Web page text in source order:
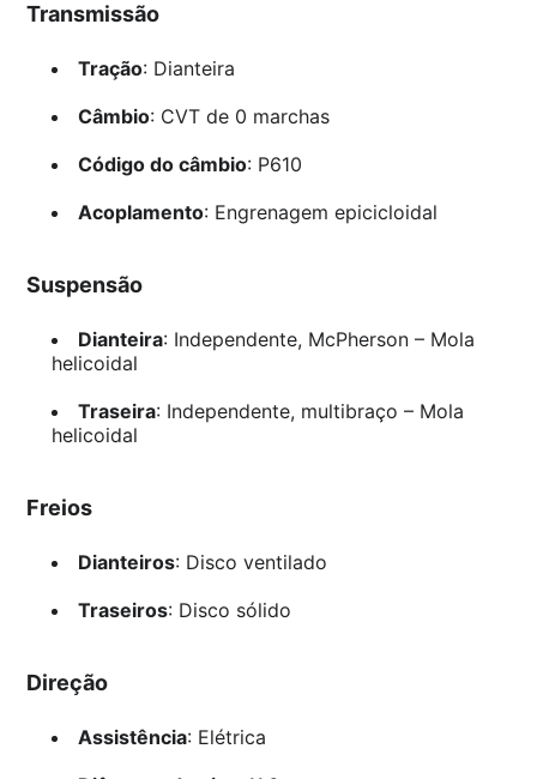
Transmissão
Tração: Dianteira
Câmbio: CVT de 0 marchas
Código do câmbio: P610
Acoplamento: Engrenagem epicicloidal
Suspensão
Dianteira: Independente, McPherson – Mola
helicoidal
Traseira: Independente, multibraço – Mola
helicoidal
Freios
Dianteiros: Disco ventilado
Traseiros: Disco sólido
Direção
Assistência: Elétrica